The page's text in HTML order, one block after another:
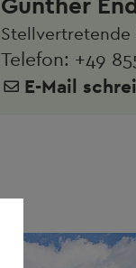
Stellvertretende
Telefon: +49
E-Mail